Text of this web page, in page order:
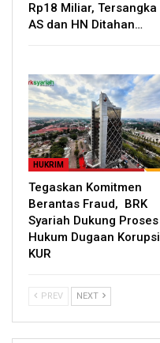
Rp18 Miliar, Tersangka
AS dan HN Ditahan…
HUKRIM
Tegaskan Komitmen
Berantas Fraud, BRK
Syariah Dukung Proses
Hukum Dugaan Korupsi
KUR
PREV NEXT